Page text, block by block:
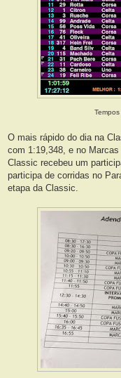
O mais rápido do dia na
com 1:19,348, e no
Classic recebeu um
participa de corridas no
etapa da Classic.